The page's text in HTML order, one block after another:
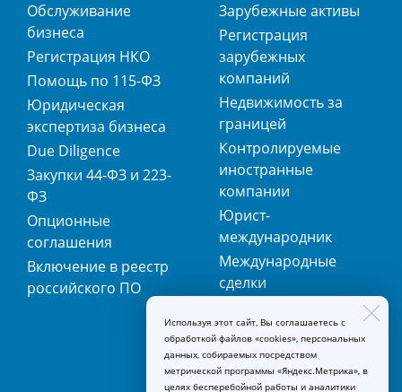
Обслуживание
бизнеса
Регистрация НКО
Помощь по 115-ФЗ
Юридическая
экспертиза бизнеса
Due Diligence
Закупки 44-ФЗ и 223-
ФЗ
Опционные
соглашения
Включение в реестр
российского ПО
Зарубежные активы
Регистрация
зарубежных
компаний
Недвижимость за
границей
Контролируемые
иностранные
компании
Юрист-
международник
Международные
сделки
регистрация
товарных знаков
Используя этот сайт, Вы соглашаетесь с
обработкой файлов «cookies», персональных
данных, собираемых посредством
метрической программы «Яндекс.Метрика», в
целях бесперебойной работы и аналитики